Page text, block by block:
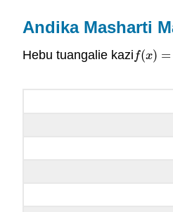
Andika Masharti
Hebu tuangalie kazi f(x) =
f(x)= 2x